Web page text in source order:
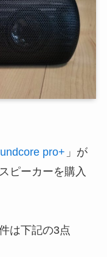
pro+ 」が
ピーカーを購入
は下記の3点